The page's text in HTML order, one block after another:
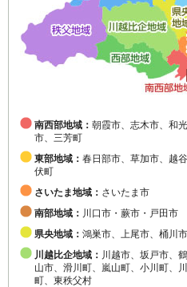
南西部地域： 朝霞市、志木市、和
市、三芳町
東部地域： 春日部市、草加市、越
伏町
さいたま地域： さいたま市
南部地域： 川口市・蕨市・戸田市
県央地域： 鴻巣市、上尾市、桶川
川越比企地域： 川越市、坂戸市、
山市、滑川町、嵐山町、小川町、
町、東秩父村